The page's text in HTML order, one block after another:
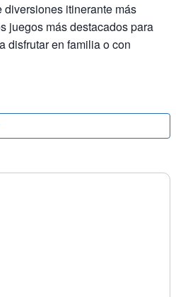
itinerante más
juegos más destacados para
disfrutar en familia o con